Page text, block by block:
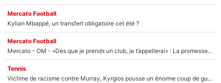
Mercato Football
Kylian Mbappé, un transfert obligatoire cet été ?
Mercato Football
Mercato - OM - «Dès que je prends un club, je t’appellerai» : La promesse de Marcelino au moment de claquer la porte
Tennis
Victime de racisme contre Murray, Kyrgios pousse un énorme coup de gueule !